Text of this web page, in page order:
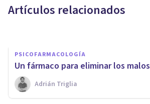
Artículos relacionados
PSICOFARMACOLOGÍA
​Un fármaco para eliminar los
Adrián Triglia
PSICOFARMACOLOGÍA
Nefazodona: usos y